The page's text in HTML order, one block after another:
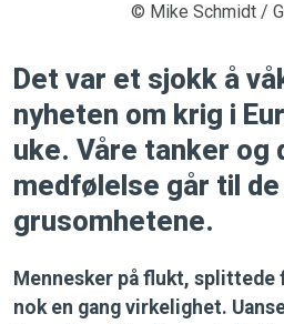
© Mike Schmidt /
Det var et sjokk å
nyheten om krig i
uke. Våre tanker og
medfølelse går til
grusomhetene.
Mennesker på flukt, splittede
nok en gang virkelighet.